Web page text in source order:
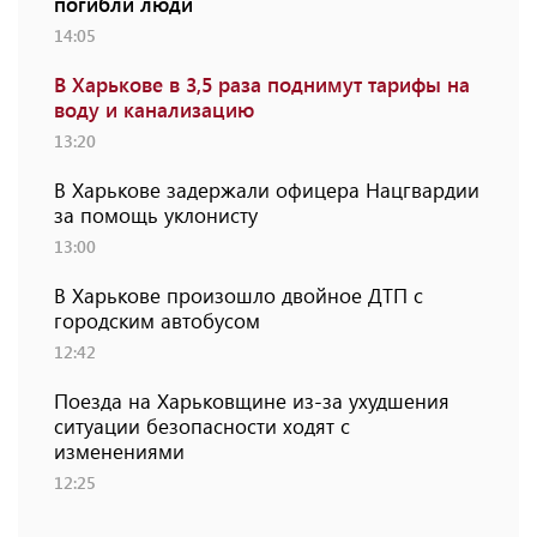
14:05
В Харькове в 3,5 раза поднимут тарифы на
воду и канализацию
13:20
В Харькове задержали офицера Нацгвардии
за помощь уклонисту
13:00
В Харькове произошло двойное ДТП с
городским автобусом
12:42
Поезда на Харьковщине из-за ухудшения
ситуации безопасности ходят с
изменениями
12:25